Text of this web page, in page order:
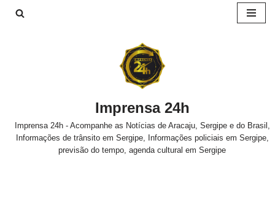
Imprensa 24h
Imprensa 24h - Acompanhe as Notícias de Aracaju, Sergipe e do Brasil,
Informações de trânsito em Sergipe, Informações policiais em Sergipe,
previsão do tempo, agenda cultural em Sergipe